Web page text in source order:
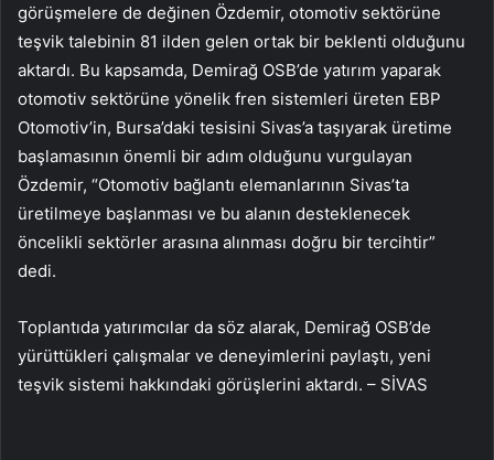
görüşmelere de değinen Özdemir, otomotiv sektörüne
teşvik talebinin 81 ilden gelen ortak bir beklenti olduğunu
aktardı. Bu kapsamda, Demirağ OSB’de yatırım yaparak
otomotiv sektörüne yönelik fren sistemleri üreten EBP
Otomotiv’in, Bursa’daki tesisini Sivas’a taşıyarak üretime
başlamasının önemli bir adım olduğunu vurgulayan
Özdemir, “Otomotiv bağlantı elemanlarının Sivas’ta
üretilmeye başlanması ve bu alanın desteklenecek
öncelikli sektörler arasına alınması doğru bir tercihtir”
dedi.
Toplantıda yatırımcılar da söz alarak, Demirağ OSB’de
yürüttükleri çalışmalar ve deneyimlerini paylaştı, yeni
teşvik sistemi hakkındaki görüşlerini aktardı. – SİVAS